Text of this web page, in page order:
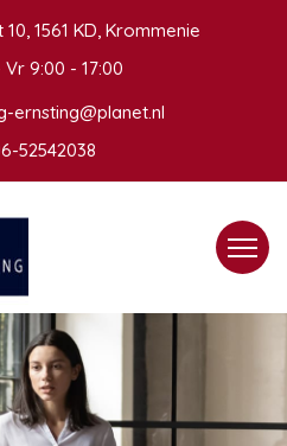
1561 KD, Krommenie
Vr 9:00 - 17:00
ernsting@planet.nl
52542038
Toggle